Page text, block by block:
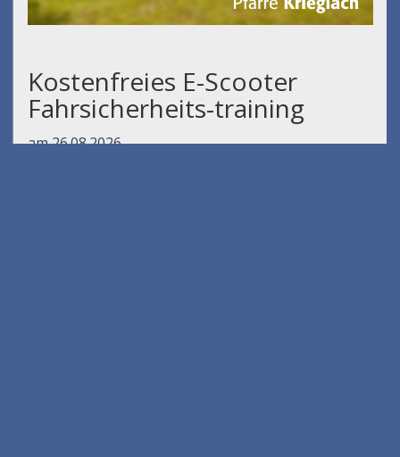
Kostenfreies E-Scooter
Fahrsicherheits-training
am 26.08.2026